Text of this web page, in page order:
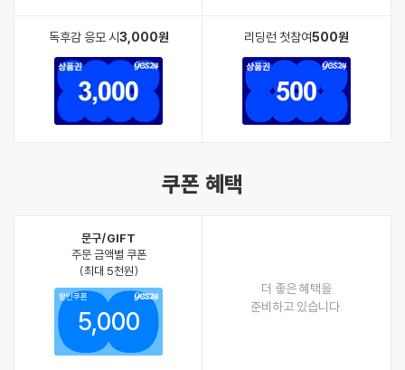
독후감 응모 시3,000원 리딩런 첫참여500원
쿠폰 혜택
문구/GIFT
주문 금액별 쿠폰
(최대 5천원)
할인쿠폰
5,000
더 좋은 혜택을
준비하고 있습니다.